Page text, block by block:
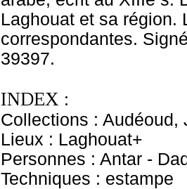
Laghouat et sa région.
correspondantes.
39397.
INDEX :
Collections : Audéoud,
Lieux : Laghouat+
Personnes : Antar -
Techniques : estampe